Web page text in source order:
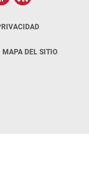
MAPA DEL SITIO